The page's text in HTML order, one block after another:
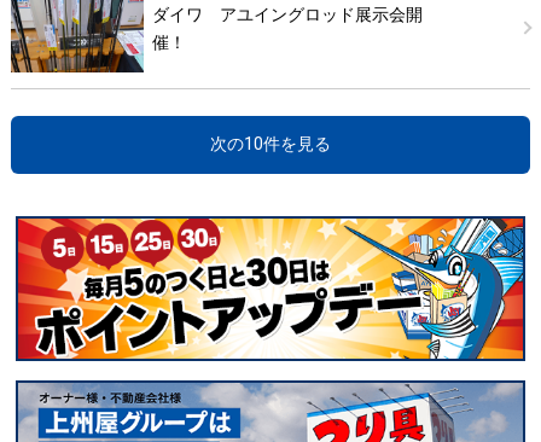
ダイワ アユイングロッド展示会開
催！
次の10件を見る